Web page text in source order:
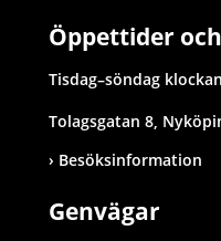
Öppettider
Tisdag–söndag
Tolagsgatan 8,
Besöksinformation
Genvägar